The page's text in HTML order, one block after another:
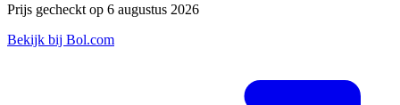
Prijs gecheckt op 6 augustus 2026
Bekijk bij Bol.com